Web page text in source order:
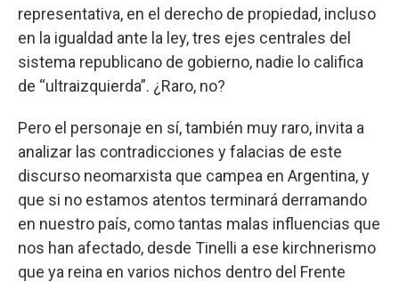
representativa, en el derecho de propiedad, incluso
en la igualdad ante la ley, tres ejes centrales del
sistema republicano de gobierno, nadie lo califica
de “ultraizquierda”. ¿Raro, no?
Pero el personaje en sí, también muy raro, invita a
analizar las contradicciones y falacias de este
discurso neomarxista que campea en Argentina, y
que si no estamos atentos terminará derramando
en nuestro país, como tantas malas influencias que
nos han afectado, desde Tinelli a ese kirchnerismo
que ya reina en varios nichos dentro del Frente